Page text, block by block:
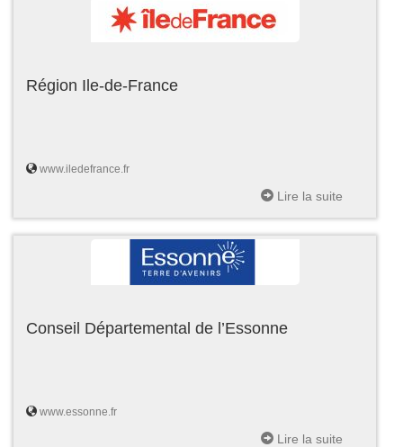
Région Ile-de-France
www.iledefrance.fr
Lire la suite
Conseil Départemental de l’Essonne
www.essonne.fr
Lire la suite